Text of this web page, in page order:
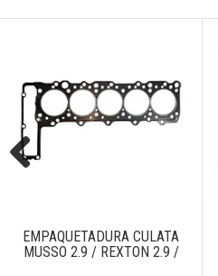
EMPAQUETADURA CULATA
MUSSO 2.9 / REXTON 2.9 /